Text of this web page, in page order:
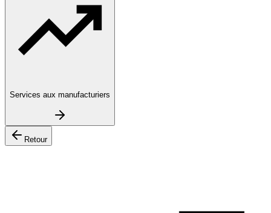
Services aux manufacturiers
Retour